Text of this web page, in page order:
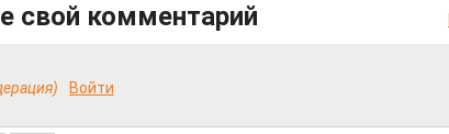
свой комментарий
Войти